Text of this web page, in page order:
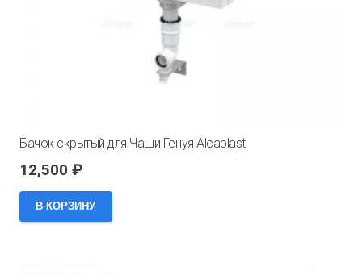
Бачок скрытый для Чаши Генуя Alcaplast
12,500 ₽
В КОРЗИНУ